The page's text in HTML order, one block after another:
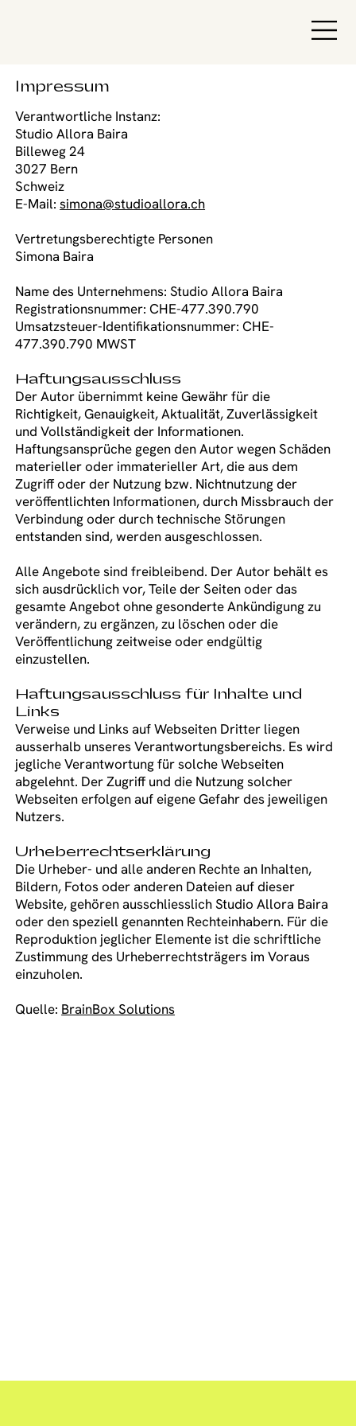
Impressum
Verantwortliche Instanz:
Studio Allora Baira
Billeweg 24
3027 Bern
Schweiz
E-Mail:simona@studioallora.ch
Vertretungsberechtigte Personen
Simona Baira
Name des Unternehmens: Studio Allora Baira
Registrationsnummer: CHE-477.390.790
Umsatzsteuer-Identifikationsnummer: CHE-
477.390.790 MWST
Haftungsausschluss
Der Autor übernimmt keine Gewähr für die
Richtigkeit, Genauigkeit, Aktualität, Zuverlässigkeit
und Vollständigkeit der Informationen.
Haftungsansprüche gegen den Autor wegen Schäden
materieller oder immaterieller Art, die aus dem
Zugriff oder der Nutzung bzw. Nichtnutzung der
veröffentlichten Informationen, durch Missbrauch der
Verbindung oder durch technische Störungen
entstanden sind, werden ausgeschlossen.
Alle Angebote sind freibleibend. Der Autor behält es
sich ausdrücklich vor, Teile der Seiten oder das
gesamte Angebot ohne gesonderte Ankündigung zu
verändern, zu ergänzen, zu löschen oder die
Veröffentlichung zeitweise oder endgültig
einzustellen.
Haftungsausschluss für Inhalte und
Links
Verweise und Links auf Webseiten Dritter liegen
ausserhalb unseres Verantwortungsbereichs. Es wird
jegliche Verantwortung für solche Webseiten
abgelehnt. Der Zugriff und die Nutzung solcher
Webseiten erfolgen auf eigene Gefahr des jeweiligen
Nutzers.
Urheberrechtserklärung
Die Urheber- und alle anderen Rechte an Inhalten,
Bildern, Fotos oder anderen Dateien auf dieser
Website, gehören ausschliesslich Studio Allora Baira
oder den speziell genannten Rechteinhabern. Für die
Reproduktion jeglicher Elemente ist die schriftliche
Zustimmung des Urheberrechtsträgers im Voraus
einzuholen.
Quelle: BrainBox Solutions